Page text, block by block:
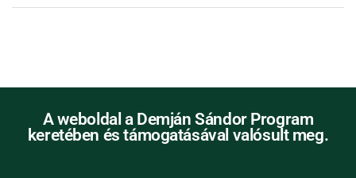
A weboldal a Demján Sándor Program
keretében és támogatásával valósult meg.